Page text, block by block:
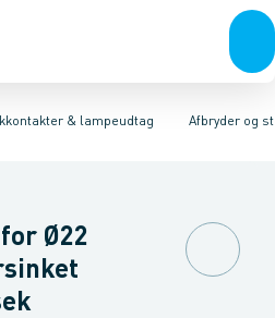
& lampeudtag
lampeudtagForgreningsmateriel
Afbryder og
Installationsafbryder
Ø22